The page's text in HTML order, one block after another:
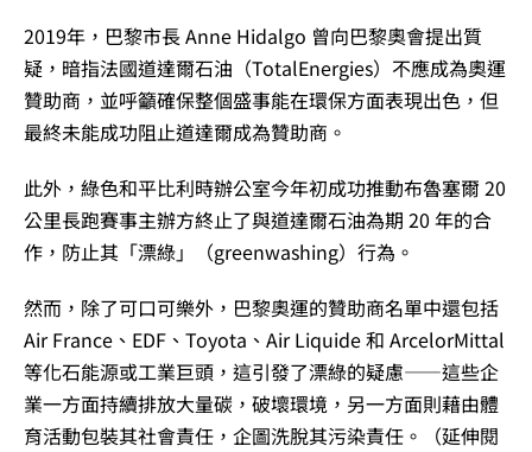
2019年，巴黎市長 Anne Hidalgo 曾向巴黎奧會提出質
疑，暗指法國道達爾石油（TotalEnergies）不應成為奧運
贊助商，並呼籲確保整個盛事能在環保方面表現出色，但
最終未能成功阻止道達爾成為贊助商。
此外，綠色和平比利時辦公室今年初成功推動布魯塞爾 20
公里長跑賽事主辦方終止了與道達爾石油為期 20 年的合
作，防止其「漂綠」（greenwashing）行為。
然而，除了可口可樂外，巴黎奧運的贊助商名單中還包括
Air France、EDF、Toyota、Air Liquide 和 ArcelorMittal
等化石能源或工業巨頭，這引發了漂綠的疑慮——這些企
業一方面持續排放大量碳，破壞環境，另一方面則藉由體
育活動包裝其社會責任，企圖洗脫其污染責任。（延伸閱